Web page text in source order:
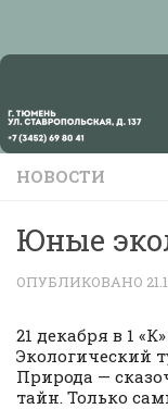
НОВОСТИ
Юные
ОПУБЛИКОВАНО
21 декабря в 1
Экологический
Природа —
тайн. Только